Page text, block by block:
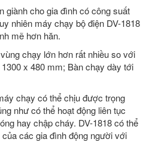
giành cho gia đình có công suất
nhiên máy chạy bộ điện DV-1818
mẽ hơn hăn.
chạy lớn hơn rất nhiều so với
x 480 mm; Bàn chạy dày tới
chạy có thể chịu được trọng
như có thể hoạt động liên tục
hay chập cháy. DV-1818 có thể
các gia đình động người với